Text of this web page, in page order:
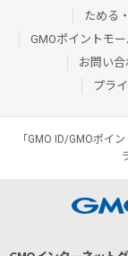
ためる
GMOポイントモー
お問い合
プラ
「GMO ID/GMOポイ